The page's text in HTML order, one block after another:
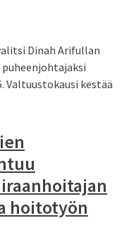
Dinah Arifullan
Valtuustokausi kestää
hoitotyön